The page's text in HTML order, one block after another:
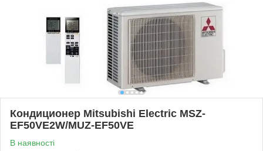
Кондиционер Mitsubishi Electric MSZ-
EF50VE2W/MUZ-EF50VE
В наявності